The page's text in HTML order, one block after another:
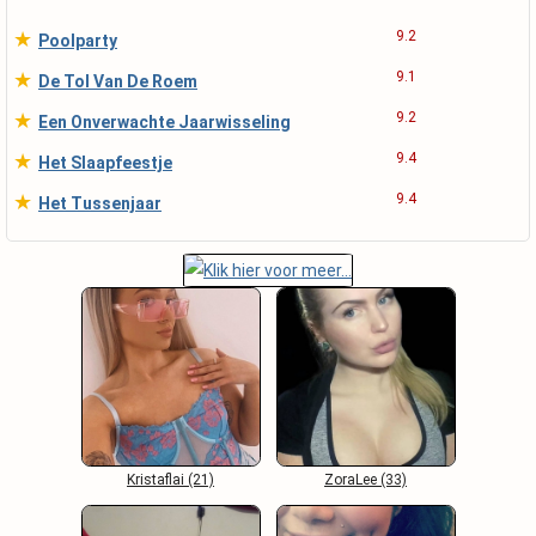
★ Poolparty 9.2
★ De Tol Van De Roem 9.1
★ Een Onverwachte Jaarwisseling 9.2
★ Het Slaapfeestje 9.4
★ Het Tussenjaar 9.4
Kristaflai (21) ZoraLee (33)